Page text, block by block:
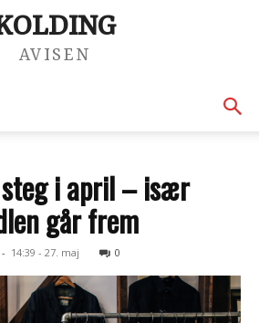
AVISEN
i april – især
går frem
- 14:39 - 27. maj 0